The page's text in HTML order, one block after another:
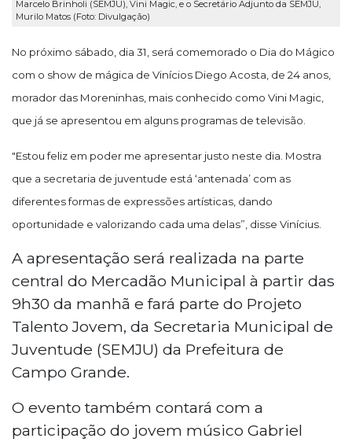
Marcelo Brinholi (SEMJU), Vini Magic, e o Secretário Adjunto da SEMJU,
Murilo Matos (Foto: Divulgação)
No próximo sábado, dia 31, será comemorado o Dia do Mágico
com o show de mágica de Vinícios Diego Acosta, de 24 anos,
morador das Moreninhas, mais conhecido como Vini Magic,
que já se apresentou em alguns programas de televisão.
"Estou feliz em poder me apresentar justo neste dia. Mostra
que a secretaria de juventude está ‘antenada’ com as
diferentes formas de expressões artísticas, dando
oportunidade e valorizando cada uma delas”, disse Vinícius.
A apresentação será realizada na parte
central do Mercadão Municipal à partir das
9h30 da manhã e fará parte do Projeto
Talento Jovem, da Secretaria Municipal de
Juventude (SEMJU) da Prefeitura de
Campo Grande.
O evento também contará com a
participação do jovem músico Gabriel